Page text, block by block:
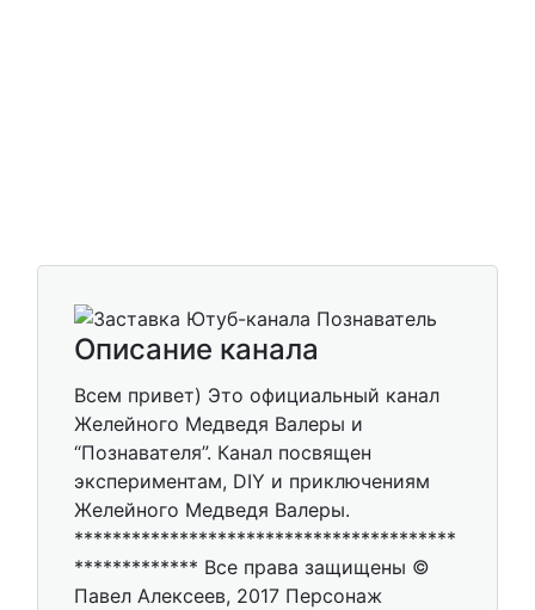
Описание канала
Всем привет) Это официальный канал
Желейного Медведя Валеры и
“Познавателя”. Канал посвящен
экспериментам, DIY и приключениям
Желейного Медведя Валеры.
****************************************
************* Все права защищены ©
Павел Алексеев, 2017 Персонаж